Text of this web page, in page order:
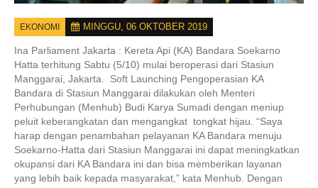
EKONOMI MINGGU, 06 OKTOBER 2019
Ina Parliament Jakarta : Kereta Api (KA) Bandara Soekarno
Hatta terhitung Sabtu (5/10) mulai beroperasi dari Stasiun
Manggarai, Jakarta. Soft Launching Pengoperasian KA
Bandara di Stasiun Manggarai dilakukan oleh Menteri
Perhubungan (Menhub) Budi Karya Sumadi dengan meniup
peluit keberangkatan dan mengangkat tongkat hijau. “Saya
harap dengan penambahan pelayanan KA Bandara menuju
Soekarno-Hatta dari Stasiun Manggarai ini dapat meningkatkan
okupansi dari KA Bandara ini dan bisa memberikan layanan
yang lebih baik kepada masyarakat,” kata Menhub. Dengan